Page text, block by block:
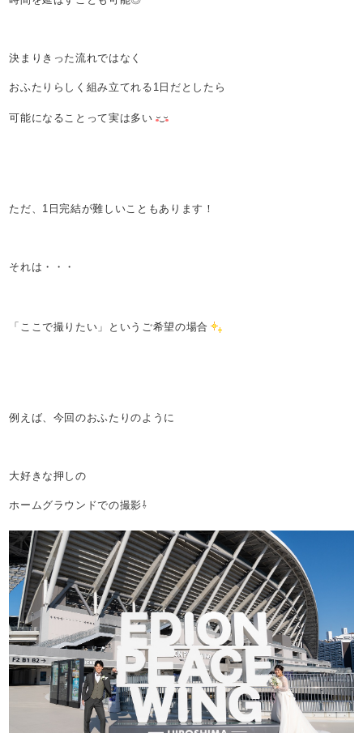
決まりきった流れではなく
おふたりらしく組み立てれる1日だとしたら
可能になることって実は多い
ただ、1日完結が難しいこともあります！
それは・・・
「ここで撮りたい」というご希望の場合
例えば、今回のおふたりのように
大好きな押しの
ホームグラウンドでの撮影⇩